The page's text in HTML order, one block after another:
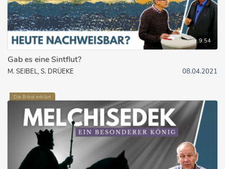
9:54
Gab es eine Sintflut?
M. SEIBEL, S. DRÜEKE 08.04.2021
Die Bibel erklärt